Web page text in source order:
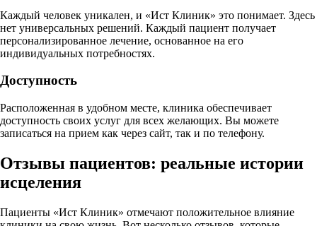
Каждый человек уникален, и «Ист Клиник» это понимает. Здесь
нет универсальных решений. Каждый пациент получает
персонализированное лечение, основанное на его
индивидуальных потребностях.
Доступность
Расположенная в удобном месте, клиника обеспечивает
доступность своих услуг для всех желающих. Вы можете
записаться на прием как через сайт, так и по телефону.
Отзывы пациентов: реальные истории
исцеления
Пациенты «Ист Клиник» отмечают положительное влияние